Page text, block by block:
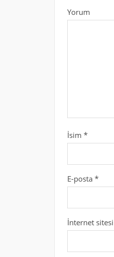
Yorum
İsim *
E-posta *
İnternet sitesi